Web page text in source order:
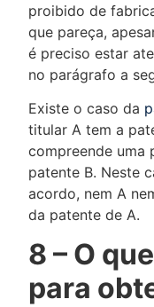
proibido de
que pareça,
é preciso estar
no parágrafo a
Existe o caso da
titular A tem a
compreende uma
patente B. Neste
acordo, nem A
da patente de A.
8 – O
para